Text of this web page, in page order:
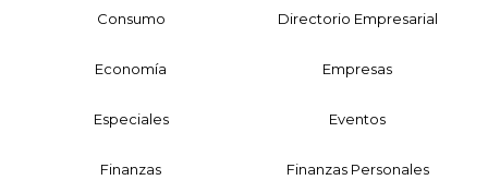
Consumo Directorio Empresarial
Economía Empresas
Especiales Eventos
Finanzas Finanzas Personales